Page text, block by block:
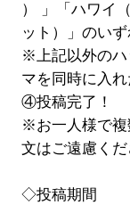
） 」「ハワイ
ット）」のい
※上記以外のハ
マを同時に入れ
④投稿完了！
※お一人様で複
文はご遠慮くだ
◇投稿期間